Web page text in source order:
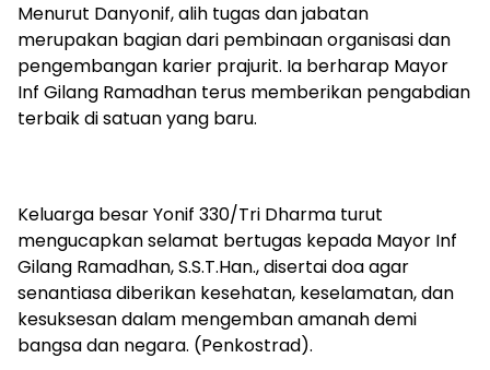
Menurut Danyonif, alih tugas dan jabatan
merupakan bagian dari pembinaan organisasi dan
pengembangan karier prajurit. Ia berharap Mayor
Inf Gilang Ramadhan terus memberikan pengabdian
terbaik di satuan yang baru.
Keluarga besar Yonif 330/Tri Dharma turut
mengucapkan selamat bertugas kepada Mayor Inf
Gilang Ramadhan, S.S.T.Han., disertai doa agar
senantiasa diberikan kesehatan, keselamatan, dan
kesuksesan dalam mengemban amanah demi
bangsa dan negara. (Penkostrad).